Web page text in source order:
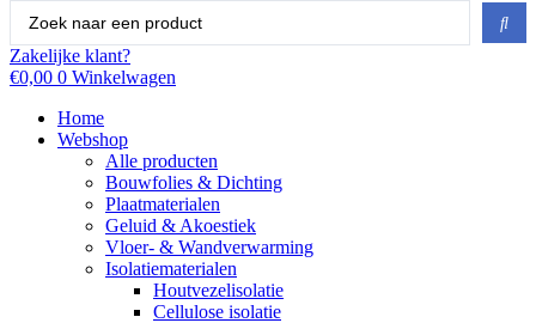
Zakelijke klant?
€0,00 0 Winkelwagen
Home
Webshop
Alle producten
Bouwfolies & Dichting
Plaatmaterialen
Geluid & Akoestiek
Vloer- & Wandverwarming
Isolatiematerialen
Houtvezelisolatie
Cellulose isolatie